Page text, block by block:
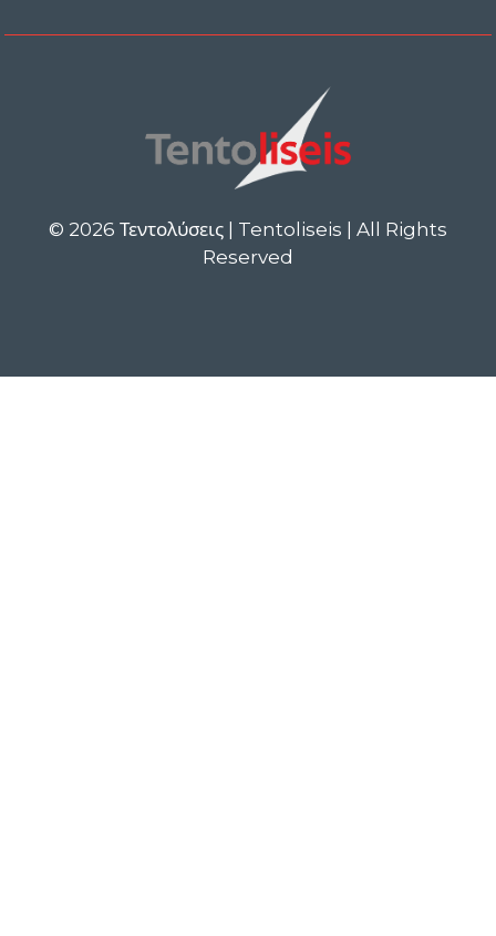
© 2026 Τεντολύσεις | Tentoliseis | All Rights
Reserved